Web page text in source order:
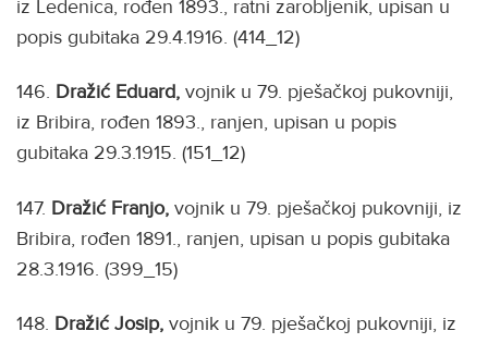
iz Ledenica, rođen 1893., ratni zarobljenik, upisan u
popis gubitaka 29.4.1916. (414_12)
146. Dražić Eduard, vojnik u 79. pješačkoj pukovniji,
iz Bribira, rođen 1893., ranjen, upisan u popis
gubitaka 29.3.1915. (151_12)
147. Dražić Franjo, vojnik u 79. pješačkoj pukovniji, iz
Bribira, rođen 1891., ranjen, upisan u popis gubitaka
28.3.1916. (399_15)
148. Dražić Josip, vojnik u 79. pješačkoj pukovniji, iz